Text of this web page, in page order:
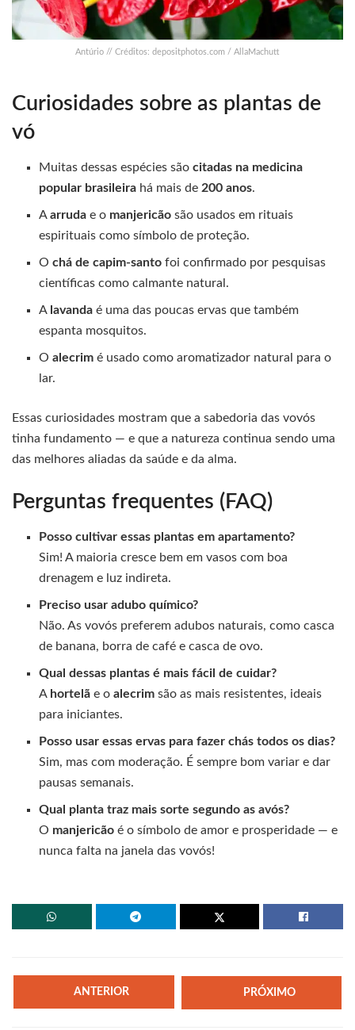
Antúrio // Créditos: depositphotos.com / AllaMachutt
Curiosidades sobre as plantas de
vó
Muitas dessas espécies sãocitadas na medicina
popular brasileira há mais de 200 anos.
Aarruda e o manjericão são usados em rituais
espirituais como símbolo de proteção.
Ochá de capim-santo foi confirmado por pesquisas
científicas como calmante natural.
A lavanda é uma das poucas ervas que também
espanta mosquitos.
Oalecrim é usado como aromatizador natural para o
lar.
Essas curiosidades mostram que a sabedoria das vovós
tinha fundamento — e que a natureza continua sendo uma
das melhores aliadas da saúde e da alma.
Perguntas frequentes (FAQ)
Posso cultivar essas plantas em apartamento?
Sim! A maioria cresce bem em vasos com boa
drenagem e luz indireta.
Preciso usar adubo químico?
Não. As vovós preferem adubos naturais, como casca
de banana, borra de café e casca de ovo.
Qual dessas plantas é mais fácil de cuidar?
A hortelã e oalecrim são as mais resistentes, ideais
para iniciantes.
Posso usar essas ervas para fazer chás todos os dias?
Sim, mas com moderação. É sempre bom variar e dar
pausas semanais.
Qual planta traz mais sorte segundo as avós?
O manjericão é o símbolo de amor e prosperidade — e
nunca falta na janela das vovós!
ANTERIOR PRÓXIMO